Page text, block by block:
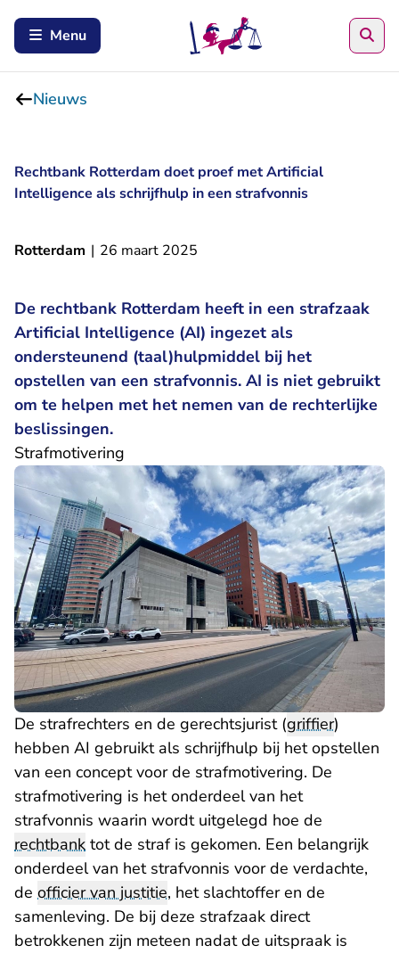
Menu
Nieuws
Rechtbank Rotterdam doet proef met Artificial
Intelligence als schrijfhulp in een strafvonnis
Rotterdam | 26 maart 2025
De rechtbank Rotterdam heeft in een strafzaak
Artificial Intelligence (AI) ingezet als
ondersteunend (taal)hulpmiddel bij het
opstellen van een strafvonnis. AI is niet gebruikt
om te helpen met het nemen van de rechterlijke
beslissingen.
Strafmotivering
De strafrechters en de gerechtsjurist (griffier)
hebben AI gebruikt als schrijfhulp bij het opstellen
van een concept voor de strafmotivering. De
strafmotivering is het onderdeel van het
strafvonnis waarin wordt uitgelegd hoe de
rechtbank tot de straf is gekomen. Een belangrijk
onderdeel van het strafvonnis voor de verdachte,
de officier van justitie, het slachtoffer en de
samenleving. De bij deze strafzaak direct
betrokkenen zijn meteen nadat de uitspraak is